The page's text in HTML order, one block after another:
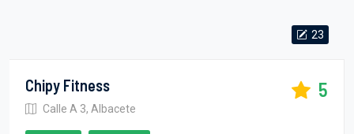
23
Chipy Fitness
Calle A 3, Albacete
5